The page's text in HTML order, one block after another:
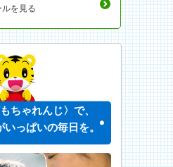
を見る
ちゃれんじ〉で、
いっぱいの毎日を。